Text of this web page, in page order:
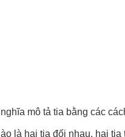
mô tả tia bằng các
là hai tia đối nhau, hai tia